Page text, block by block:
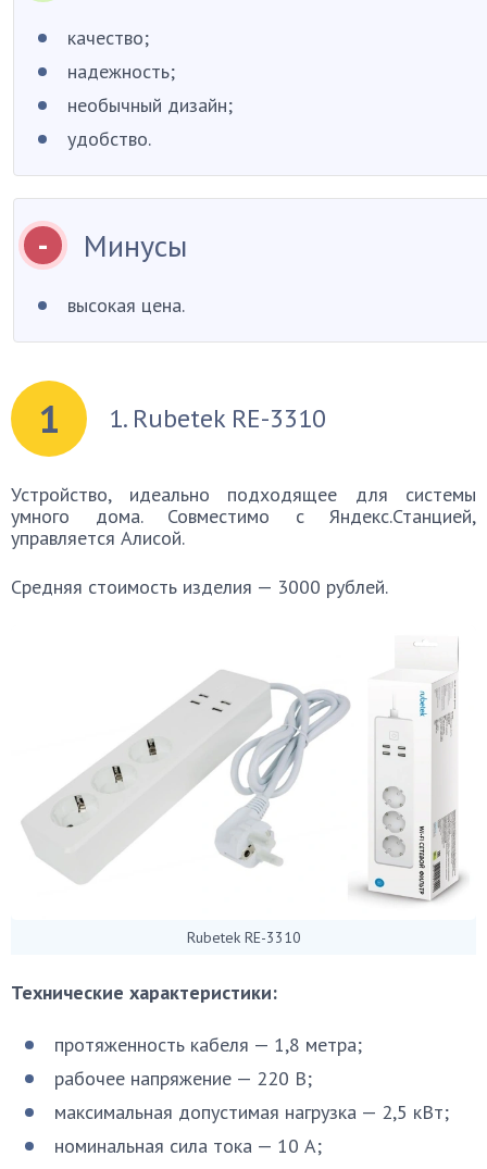
качество;
надежность;
необычный дизайн;
удобство.
Минусы
высокая цена.
1 1. Rubetek RE-3310
Устройство, идеально подходящее для системы
умного дома. Совместимо с Яндекс.Станцией,
управляется Алисой.
Средняя стоимость изделия — 3000 рублей.
Rubetek RE-3310
Технические характеристики:
протяженность кабеля — 1,8 метра;
рабочее напряжение — 220 В;
максимальная допустимая нагрузка — 2,5 кВт;
номинальная сила тока — 10 А;